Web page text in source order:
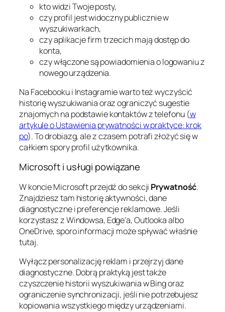
kto widzi Twoje posty,
czy profil jest widoczny publicznie w
wyszukiwarkach,
czy aplikacje firm trzecich mają dostęp do
konta,
czy włączone są powiadomienia o logowaniu z
nowego urządzenia.
Na Facebooku i Instagramie warto też wyczyścić
historię wyszukiwania oraz ograniczyć sugestie
znajomych na podstawie kontaktów z telefonu (w
artykule o Ustawienia prywatności w praktyce: krok
po). To drobiazg, ale z czasem potrafi złożyć się w
całkiem spory profil użytkownika.
Microsoft i usługi powiązane
W koncie Microsoft przejdź do sekcji Prywatność.
Znajdziesz tam historię aktywności, dane
diagnostyczne i preferencje reklamowe. Jeśli
korzystasz z Windowsa, Edge’a, Outlooka albo
OneDrive, sporo informacji może spływać właśnie
tutaj.
Wyłącz personalizację reklam i przejrzyj dane
diagnostyczne. Dobrą praktyką jest także
czyszczenie historii wyszukiwania w Bing oraz
ograniczenie synchronizacji, jeśli nie potrzebujesz
kopiowania wszystkiego między urządzeniami.